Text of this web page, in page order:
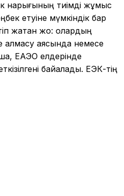
нарығының тиімді жұмыс
етуіне мүмкіндік бар
жатқан жоқ: олардың
алмасу аясында немесе
ЕАЭО елдерінде
байқалады. ЕЭК-тің